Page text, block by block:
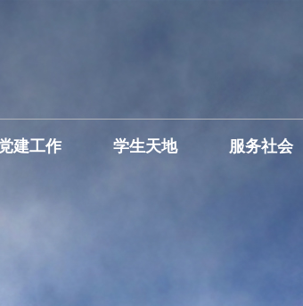
建工作 学生天地 服务社会